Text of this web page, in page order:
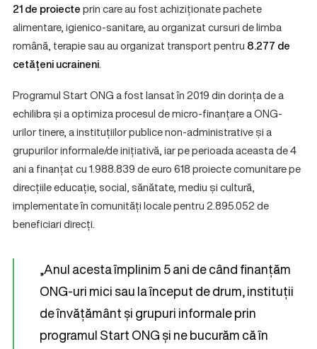
21 de proiecteprin care au fost achiziționate pachete
alimentare, igienico-sanitare, au organizat cursuri de limba
română, terapie sau au organizat transport pentru 8.277 de
cetățeni ucraineni.
Programul Start ONG a fost lansat în 2019 din dorința de a
echilibra și a optimiza procesul de micro-finanțare a ONG-
urilor tinere, a instituțiilor publice non-administrative și a
grupurilor informale/de inițiativă, iar pe perioada aceasta de 4
ani a finanțat cu 1.988.839 de euro 618 proiecte comunitare pe
direcțiile educație, social, sănătate, mediu și cultură,
implementate în comunități locale pentru 2.895.052 de
beneficiari direcți.
„Anul acesta împlinim 5 ani de când finanțăm
ONG-uri mici sau la început de drum, instituții
de învățământ și grupuri informale prin
programul Start ONG și ne bucurăm că în